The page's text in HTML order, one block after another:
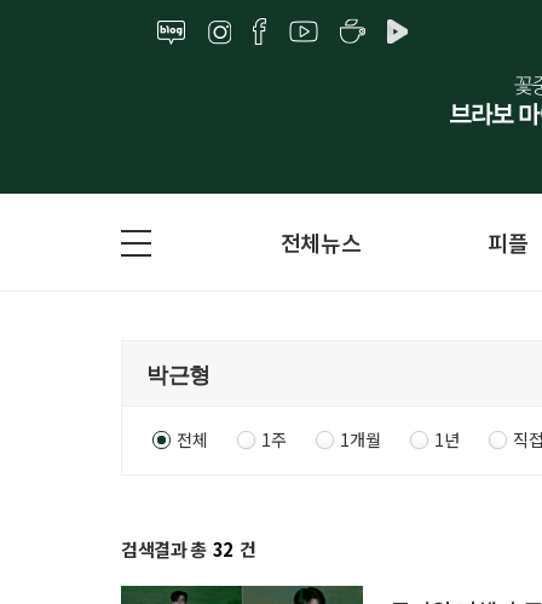
전체뉴스 피플
전체 1주 1개월 1년 직
검색결과 총 32 건